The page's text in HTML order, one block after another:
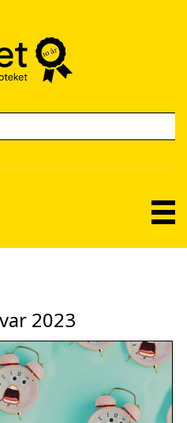
2023